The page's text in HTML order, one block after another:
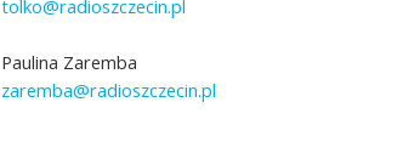
tolko@radioszczecin.pl
Paulina Zaremba
zaremba@radioszczecin.pl